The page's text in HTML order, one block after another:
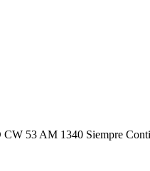
53 AM 1340 Siempre